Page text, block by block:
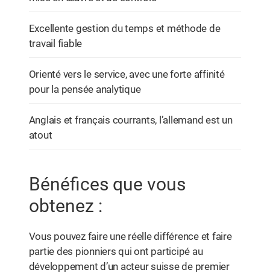
Excellente gestion du temps et méthode de
travail fiable
Orienté vers le service, avec une forte affinité
pour la pensée analytique
Anglais et français courrants, l’allemand est un
atout
Bénéfices que vous
obtenez :
Vous pouvez faire une réelle différence et faire
partie des pionniers qui ont participé au
développement d’un acteur suisse de premier